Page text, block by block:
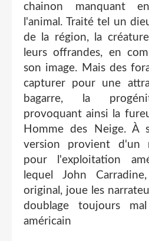
chainon manquant
l'animal. Traité tel un
de la région, la
leurs offrandes, en
son image. Mais des
capturer pour une
bagarre, la
provoquant ainsi la
Homme des Neige. À
version provient d'un
pour l'exploitation
lequel John
original, joue les
doublage toujours
américain